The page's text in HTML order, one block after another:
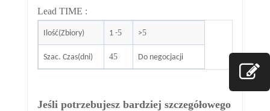
Lead TIME :
Ilość(Zbiory) 1 -5 >5
Szac. Czas(dni) 45 Do negocjacji
Jeśli potrzebujesz bardziej szczegółowego